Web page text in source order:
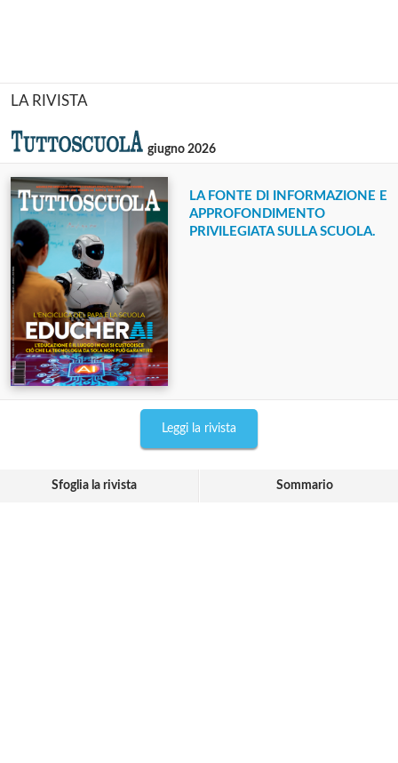
LA RIVISTA
giugno 2026
LA FONTE DI INFORMAZIONE E
APPROFONDIMENTO
PRIVILEGIATA SULLA SCUOLA.
Leggi la rivista
Sfoglia la rivista Sommario